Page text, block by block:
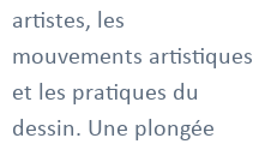
artistes, les
mouvements artistiques
et les pratiques du
dessin. Une plongée